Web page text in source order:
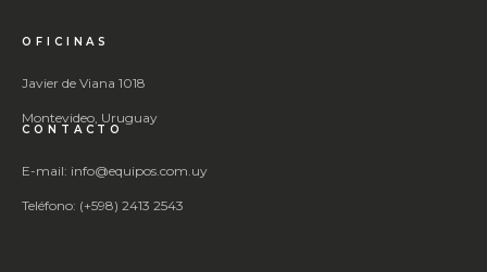
OFICINAS
Javier de Viana 1018
Montevideo, Uruguay
CONTACTO
E-mail: info@equipos.com.uy
Teléfono: (+598) 2413 2543